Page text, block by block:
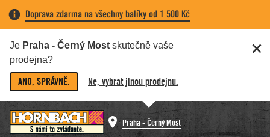
Doprava zdarma na všechny balíky od 1 500 Kč
Je Praha - Černý Most skutečně vaše
prodejna?
ANO, SPRÁVNĚ. Ne, vybrat jinou prodejnu.
Praha - Černý Most